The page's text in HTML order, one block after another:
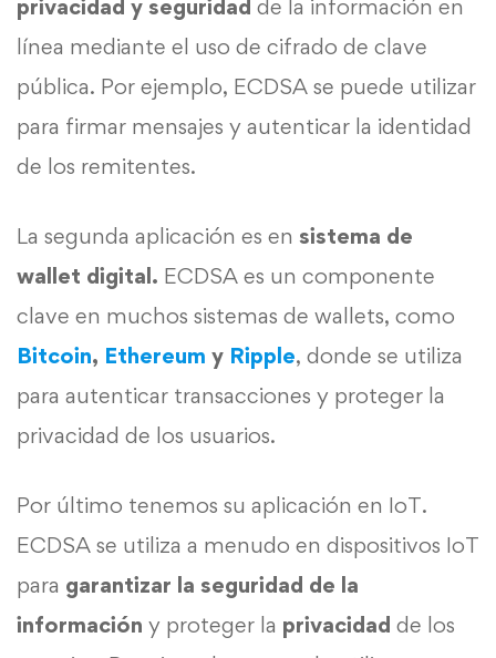
privacidad y seguridad de la información en
línea mediante el uso de cifrado de clave
pública. Por ejemplo, ECDSA se puede utilizar
para firmar mensajes y autenticar la identidad
de los remitentes.
La segunda aplicación es en sistema de
wallet digital. ECDSA es un componente
clave en muchos sistemas de wallets, como
Bitcoin, Ethereum y Ripple, donde se utiliza
para autenticar transacciones y proteger la
privacidad de los usuarios.
Por último tenemos su aplicación en IoT.
ECDSA se utiliza a menudo en dispositivos IoT
para garantizar la seguridad de la
información y proteger la privacidad de los